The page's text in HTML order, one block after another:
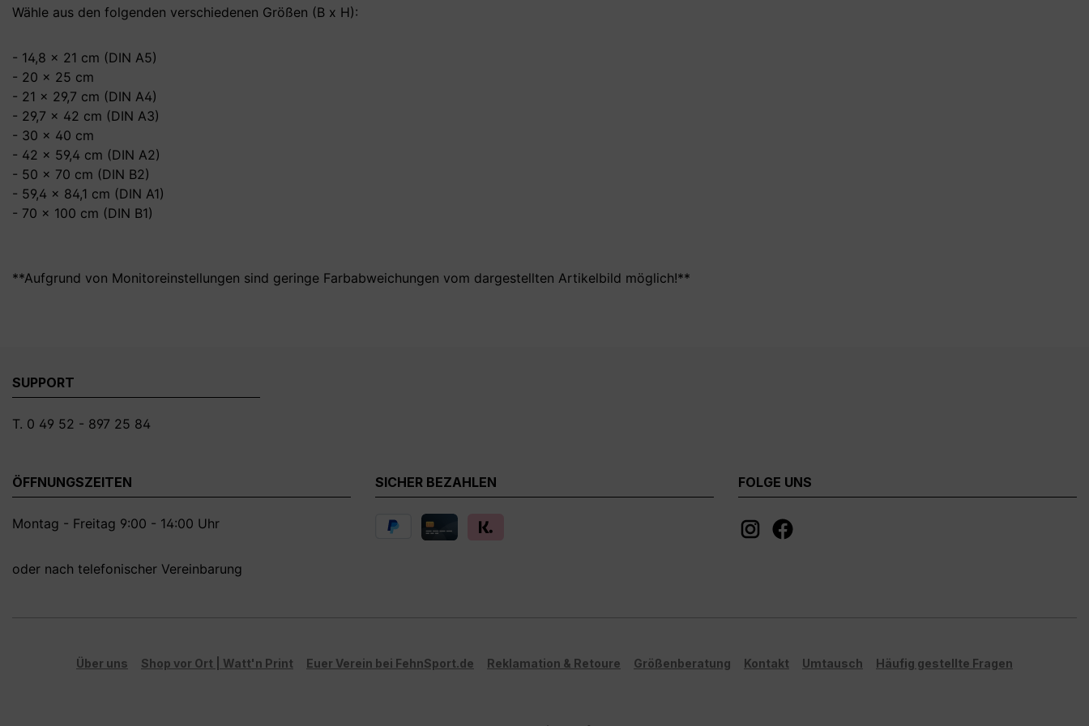
Wähle aus den folgenden verschiedenen Größen (B x H):
- 14,8 x 21 cm (DIN A5)
- 20 x 25 cm
- 21 x 29,7 cm (DIN A4)
- 29,7 x 42 cm (DIN A3)
- 30 x 40 cm
- 42 x 59,4 cm (DIN A2)
- 50 x 70 cm (DIN B2)
- 59,4 x 84,1 cm (DIN A1)
- 70 x 100 cm (DIN B1)
**Aufgrund von Monitoreinstellungen sind geringe Farbabweichungen vom dargestellten Artikelbild möglich!**
SUPPORT
T. 0 49 52 - 897 25 84
ÖFFNUNGSZEITEN
Montag - Freitag 9:00 - 14:00 Uhr
oder nach telefonischer Vereinbarung
SICHER BEZAHLEN FOLGE UNS
Über uns Shop vor Ort | Watt'n Print Euer Verein bei FehnSport.de Reklamation & Retoure Größenberatung Kontakt Umtausch Häufig gestellte Fragen